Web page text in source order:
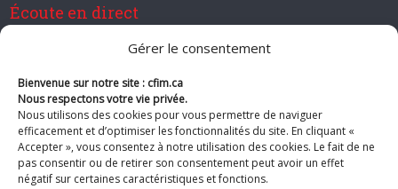
Gérer le consentement
Bienvenue sur notre site : cfim.ca
Nous respectons votre vie privée.
Nous utilisons des cookies pour vous permettre de naviguer
efficacement et d’optimiser les fonctionnalités du site. En cliquant «
Accepter », vous consentez à notre utilisation des cookies. Le fait de ne
pas consentir ou de retirer son consentement peut avoir un effet
négatif sur certaines caractéristiques et fonctions.
Écoute en direct
Devenir membre de CFIM
Suivez-nous